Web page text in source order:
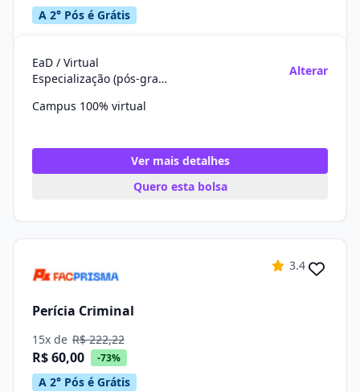
A 2° Pós é Grátis
EaD / Virtual
Especialização (pós-graduação)
Alterar
Campus 100% virtual
Ver mais detalhes
Quero esta bolsa
3.4
Perícia Criminal
15x de R$ 222,22
R$ 60,00 -73%
A 2° Pós é Grátis